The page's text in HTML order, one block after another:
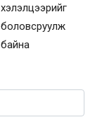
хэлэлцээрийг
боловсруулж
байна